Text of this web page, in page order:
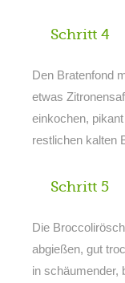
Schritt 4
Den Bratenfond
etwas
einkochen,
restlichen kalten
Schritt 5
Die
abgießen, gut
in schäumender,